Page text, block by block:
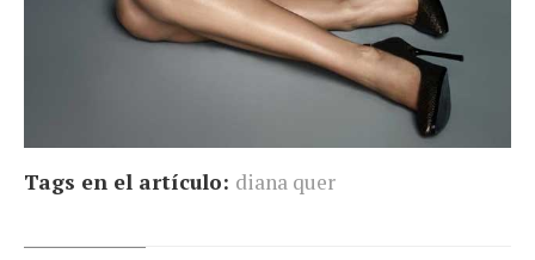
Tags en el artículo: diana quer